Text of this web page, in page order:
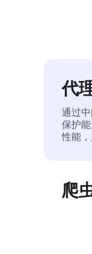
代
通过
保护
性能
爬